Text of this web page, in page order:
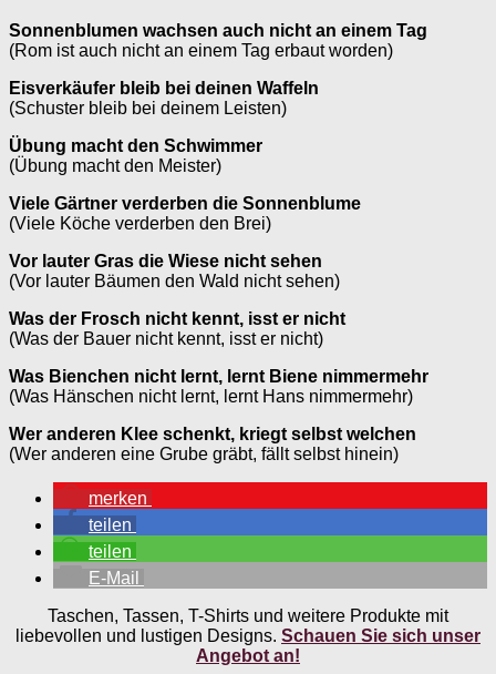
Sonnenblumen wachsen auch nicht an einem Tag
(Rom ist auch nicht an einem Tag erbaut worden)
Eisverkäufer bleib bei deinen Waffeln
(Schuster bleib bei deinem Leisten)
Übung macht den Schwimmer
(Übung macht den Meister)
Viele Gärtner verderben die Sonnenblume
(Viele Köche verderben den Brei)
Vor lauter Gras die Wiese nicht sehen
(Vor lauter Bäumen den Wald nicht sehen)
Was der Frosch nicht kennt, isst er nicht
(Was der Bauer nicht kennt, isst er nicht)
Was Bienchen nicht lernt, lernt Biene nimmermehr
(Was Hänschen nicht lernt, lernt Hans nimmermehr)
Wer anderen Klee schenkt, kriegt selbst welchen
(Wer anderen eine Grube gräbt, fällt selbst hinein)
merken
teilen
teilen
E-Mail
Taschen, Tassen, T-Shirts und weitere Produkte mit
liebevollen und lustigen Designs. Schauen Sie sich unser
Angebot an!